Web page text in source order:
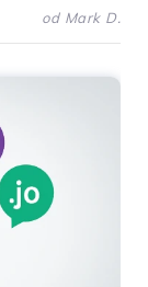
od Mark D.